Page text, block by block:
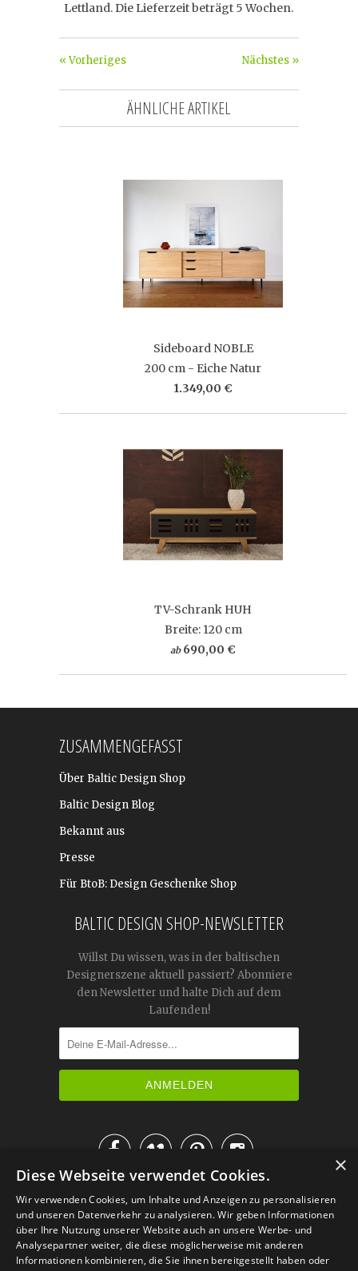
Lettland. Die Lieferzeit beträgt 5 Wochen.
Nächstes »
« Vorheriges
ÄHNLICHE ARTIKEL
Sideboard NOBLE
200 cm - Eiche Natur
1.349,00 €
TV-Schrank HUH
Breite: 120 cm
ab 690,00 €
ZUSAMMENGEFASST
Über Baltic Design Shop
Baltic Design Blog
Bekannt aus
Presse
Für BtoB: Design Geschenke Shop
BALTIC DESIGN SHOP-NEWSLETTER
Willst Du wissen, was in der baltischen
Designerszene aktuell passiert? Abonniere
den Newsletter und halte Dich auf dem
Laufenden!

IM KATALOG BLÄTTERN
×
Diese Webseite verwendet Cookies.
Wir verwenden Cookies, um Inhalte und Anzeigen zu personalisieren
und unseren Datenverkehr zu analysieren. Wir geben Informationen
über Ihre Nutzung unserer Website auch an unsere Werbe- und
Analysepartner weiter, die diese möglicherweise mit anderen
Informationen kombinieren, die Sie ihnen bereitgestellt haben oder